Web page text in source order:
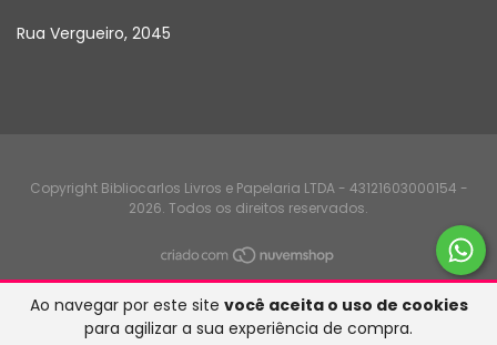
Ao navegar por este site você aceita o uso de cookies
para agilizar a sua experiência de compra.
Rua Vergueiro, 2045
Copyright Bibliocarlos Livros e Papelaria LTDA - 43121603000154 -
2026. Todos os direitos reservados.